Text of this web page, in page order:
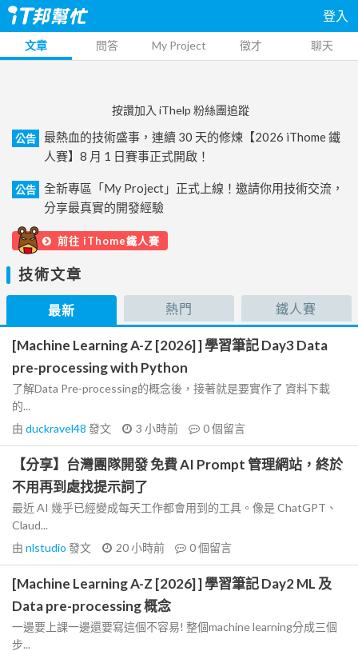
登入
文章 問答 My Project 徵才 聊天
按讚加入 iThelp 粉絲團追蹤
公告
最熱血的技術盛事，連續 30 天的修煉【2026 iThome 鐵
人賽】8 月 1 日賽事正式開啟！
公告
全新專區「My Project」正式上線！邀請你用技術交流，
分享最真實的開發經驗
前往 iThome鐵人賽
技術文章
最新 熱門 鐵人賽
[Machine Learning A-Z [2026] ] 學習筆記 Day3 Data
pre-processing with Python
了解Data Pre-processing的概念後，接著就是要實作了 資料下載
的...
由 duckravel48 發文 3 小時前 0個留言
【分享】台灣團隊開發 免費 AI Prompt 管理網站，終於
不用再到處找提示詞了
最近 AI 幾乎已經變成每天工作都會用到的工具。像是 ChatGPT、
Claud...
由 nlstudio 發文 20 小時前 0個留言
[Machine Learning A-Z [2026] ] 學習筆記 Day2 ML 及
Data pre-processing 概念
一邊要上課一邊還要寫這個不容易! 整個machine learning分成三個
步...